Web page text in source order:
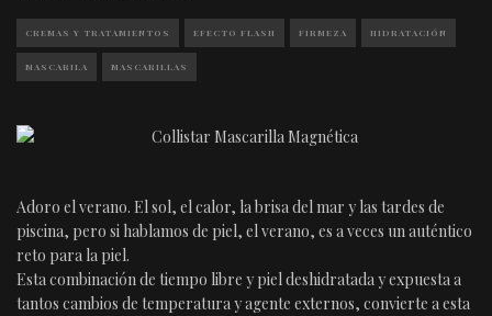
CREMAS Y TRATAMIENTOS EFECTO FLASH FIRMEZA HIDRATACIÓN
MASCARILA MASCARILLAS
Adoro el verano. El sol, el calor, la brisa del mar y las tardes de
piscina, pero si hablamos de piel, el verano, es a veces un auténtico
reto para la piel.
Esta combinación de tiempo libre y piel deshidratada y expuesta a
tantos cambios de temperatura y agente externos, convierte a esta